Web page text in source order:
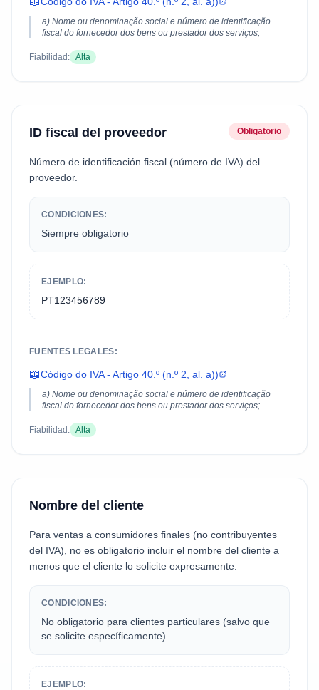
a) Nome ou denominação social e número de identificação
fiscal do fornecedor dos bens ou prestador dos serviços;
Fiabilidad: Alta
ID fiscal del proveedor Obligatorio
Número de identificación fiscal (número de IVA) del
proveedor.
CONDICIONES:
Siempre obligatorio
EJEMPLO:
PT123456789
FUENTES LEGALES:
📖Código do IVA - Artigo 40.º (n.º 2, al. a))
a) Nome ou denominação social e número de identificação
fiscal do fornecedor dos bens ou prestador dos serviços;
Fiabilidad: Alta
Nombre del cliente
Para ventas a consumidores finales (no contribuyentes
del IVA), no es obligatorio incluir el nombre del cliente a
menos que el cliente lo solicite expresamente.
CONDICIONES:
No obligatorio para clientes particulares (salvo que
se solicite específicamente)
EJEMPLO: